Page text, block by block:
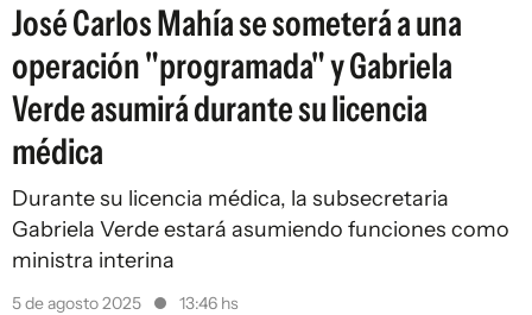
José Carlos Mahía se someterá a una
operación "programada" y Gabriela
Verde asumirá durante su licencia
médica
Durante su licencia médica, la subsecretaria
Gabriela Verde estará asumiendo funciones como
ministra interina
5 de agosto 2025 13:46 hs